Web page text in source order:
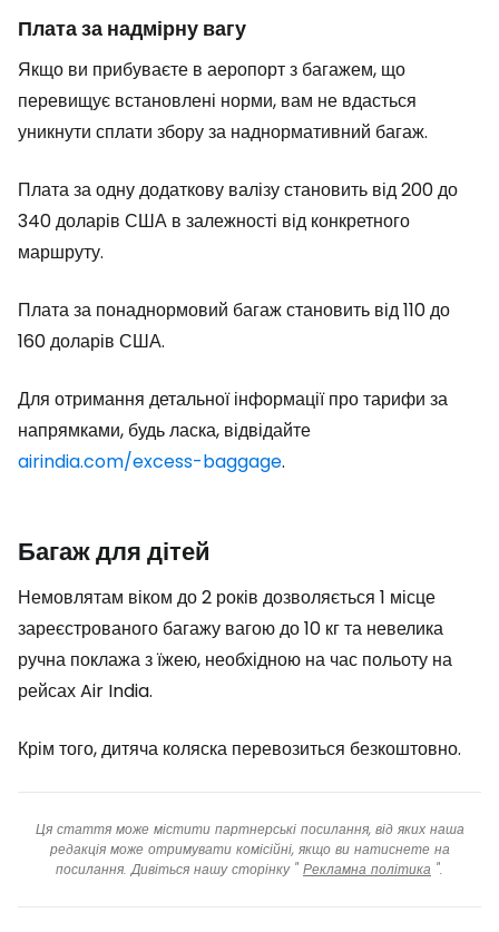
Плата за надмірну вагу
Якщо ви прибуваєте в аеропорт з багажем, що
перевищує встановлені норми, вам не вдасться
уникнути сплати збору за наднормативний багаж.
Плата за одну додаткову валізу становить від 200 до
340 доларів США в залежності від конкретного
маршруту.
Плата за понаднормовий багаж становить від 110 до
160 доларів США.
Для отримання детальної інформації про тарифи за
напрямками, будь ласка, відвідайте
airindia.com/excess-baggage.
Багаж для дітей
Немовлятам віком до 2 років дозволяється 1 місце
зареєстрованого багажу вагою до 10 кг та невелика
ручна поклажа з їжею, необхідною на час польоту на
рейсах Air India.
Крім того, дитяча коляска перевозиться безкоштовно.
Ця стаття може містити партнерські посилання, від яких наша
редакція може отримувати комісійні, якщо ви натиснете на
посилання. Дивіться нашу сторінку " Рекламна політика ".